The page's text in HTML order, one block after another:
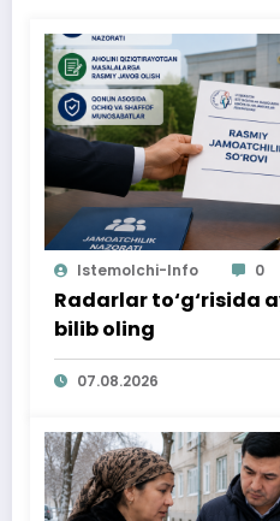
Istemolchi-Info 0
Radarlar to‘g‘risida
bilib oling
07.08.2026